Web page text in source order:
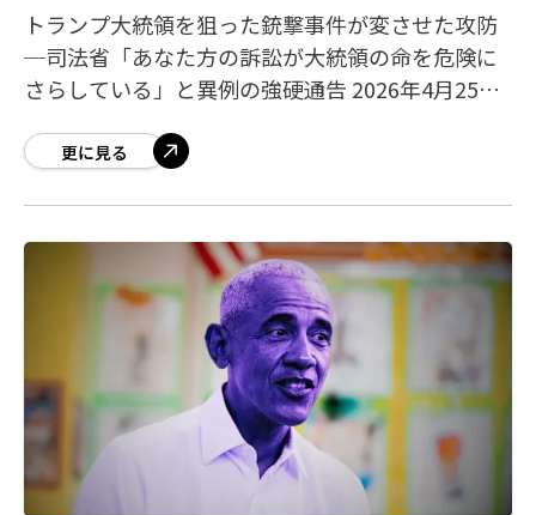
トランプ大統領を狙った銃撃事件が変させた攻防
─司法省「あなた方の訴訟が大統領の命を危険に
さらしている」と異例の強硬通告 2026年4月25日
ルトンホテルで開催されたホワイト
更に見る